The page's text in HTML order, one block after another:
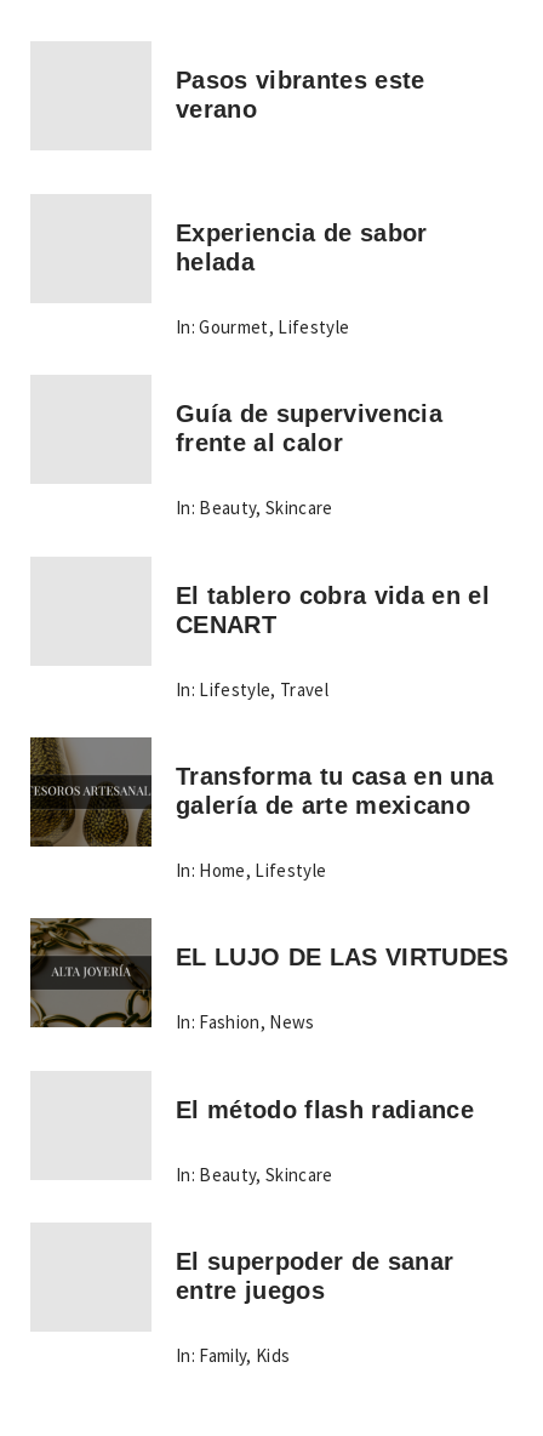
Pasos vibrantes este
verano
Experiencia de sabor
helada
In: Gourmet, Lifestyle
Guía de supervivencia
frente al calor
In: Beauty,Skincare
El tablero cobra vida en el
CENART
In: Lifestyle, Travel
Transforma tu casa en una
galería de arte mexicano
In: Home, Lifestyle
EL LUJO DE LAS VIRTUDES
In: Fashion, News
El método flash radiance
In: Beauty,Skincare
El superpoder de sanar
entre juegos
In: Family, Kids